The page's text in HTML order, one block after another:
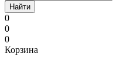
Найти
0
0
0
Корзина